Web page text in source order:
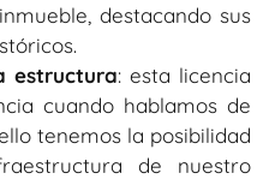
destacando sus
estructura: esta licencia
cuando hablamos de
tenemos la posibilidad
de nuestro